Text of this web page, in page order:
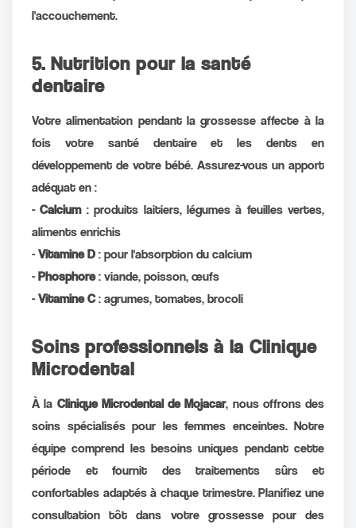
l'accouchement.
5. Nutrition pour la santé
dentaire
Votre alimentation pendant la grossesse affecte à la
fois votre santé dentaire et les dents en
développement de votre bébé. Assurez-vous un apport
adéquat en :
-Calcium: produits laitiers, légumes à feuilles vertes,
aliments enrichis
-Vitamine D : pour l'absorption du calcium
-Phosphore: viande, poisson, œufs
-Vitamine C: agrumes, tomates, brocoli
Soins professionnels à la Clinique
Microdental
À la Clinique Microdental de Mojacar, nous offrons des
soins spécialisés pour les femmes enceintes. Notre
équipe comprend les besoins uniques pendant cette
période et fournit des traitements sûrs et
confortables adaptés à chaque trimestre. Planifiez une
consultation tôt dans votre grossesse pour des